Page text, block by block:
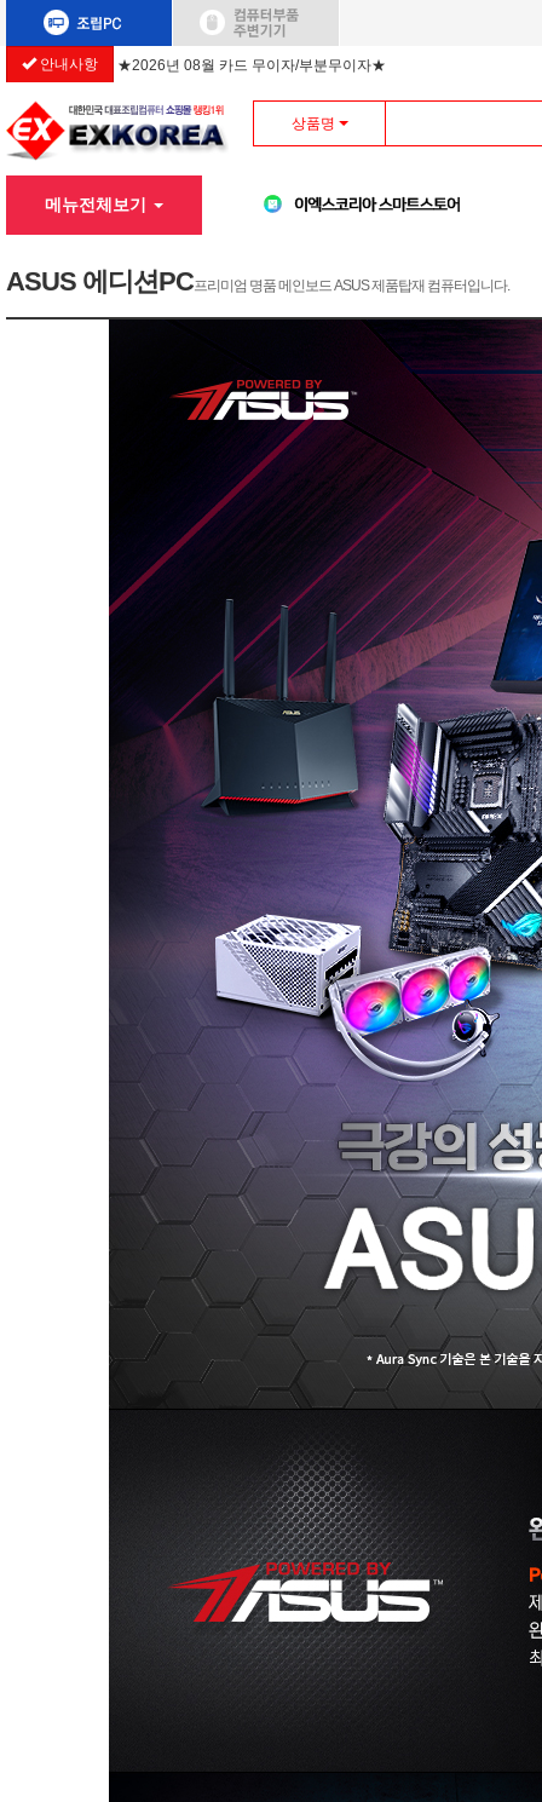
안내사항 ★2026년 08월 카드 무이자/부분무이자★
상품명
메뉴전체보기
ASUS 에디션PC프리미엄 명품 메인보드 ASUS 제품탑재 컴퓨터입니다.